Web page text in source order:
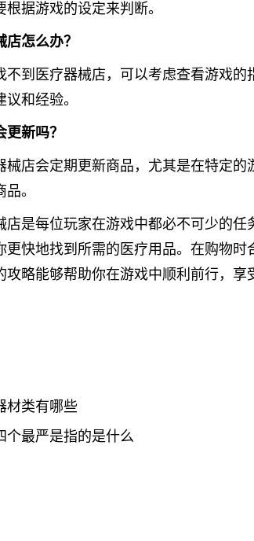
据游戏的设定来判断。
怎么办？
不到医疗器械店，可以考虑查看游戏
和经验。
新吗？
械店会定期更新商品，尤其是在特定
。
店是每位玩家在游戏中都必不可少的
更快地找到所需的医疗用品。在购物
略能够帮助你在游戏中顺利前行，享
材类有哪些
个最严是指的是什么